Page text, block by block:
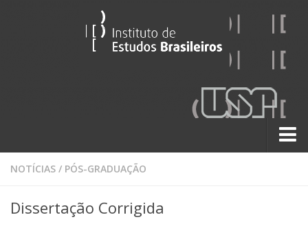
Sobre
A História do IEB
NOTÍCIAS / PÓS-GRADUAÇÃO
Dissertação Corrigida